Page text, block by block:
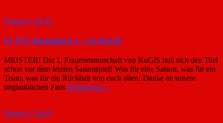
Frauen 1 24-25
F1 TSV Bartenbach 2 – SG KuGiS
MEISTER! Die 1. Frauenmannschaft von KuGiS holt sich den Titel
schon vor dem letzten Saisonspiel! Was für eine Saison, was für ein
Team, was für ein Rückhalt von euch allen! Danke an unsere
unglaublichen Fans Weiterlesen…
Frauen 1 24-25